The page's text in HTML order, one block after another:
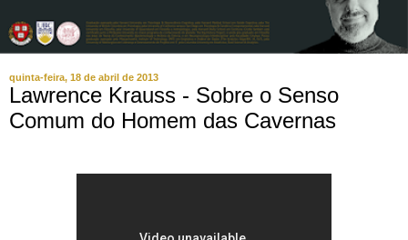
quinta-feira, 18 de abril de 2013
Lawrence Krauss - Sobre o Senso
Comum do Homem das Cavernas